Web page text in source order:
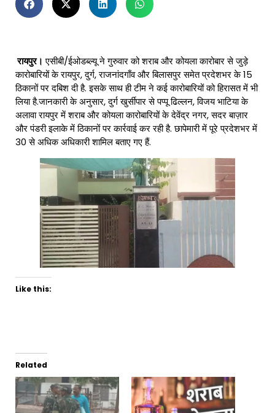
रायपुर। एसीबी/ईओडब्ल्यू ने गुरुवार को शराब और कोयला कारोबार से जुड़े
कारोबारियों के रायपुर, दुर्ग, राजनांदगाँव और बिलासपुर समेत प्रदेशभर के 15
ठिकानों पर दबिश दी है. इसके साथ ही टीम ने कई कारोबारियों को हिरासत में भी
लिया है.जानकारी के अनुसार, दुर्ग खुर्सीपार से पप्पू ढिल्लन, विजय भाटिया के
अलावा रायपुर में शराब और कोयला कारोबारियों के देवेंद्र नगर, सदर बाज़ार
और पंडरी इलाके में ठिकानों पर कार्रवाई कर रही है. छापेमारी में पूरे प्रदेशभर में
30 से अधिक अधिकारी शामिल बताए गए हैं.
Like this:
Related